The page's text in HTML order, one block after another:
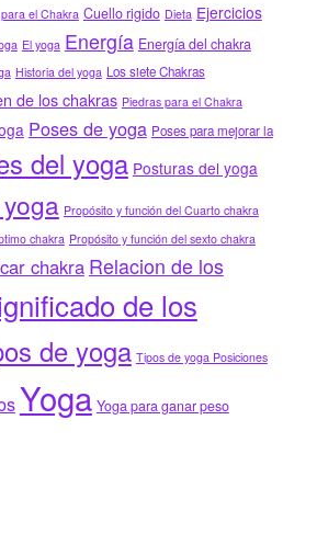
el Chakra Cuello rigido Dieta Ejercicios
El yoga Energía Energía del chakra
Historia del yoga Los siete Chakras
de los chakras Piedras para el Chakra
Poses de yoga Poses para mejorar la
del yoga Posturas del yoga
Propósito y función del Cuarto chakra
chakra Propósito y función del sexto chakra
chakra Relacion de los
de los
de yoga Tipos de yoga Posiciones
Yoga Yoga para ganar peso